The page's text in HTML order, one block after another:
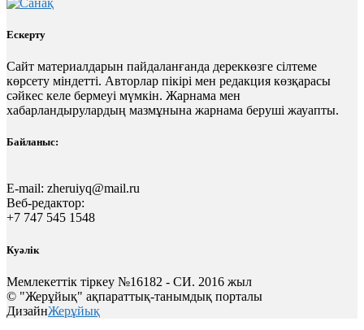
Ескерту
Сайт материалдарын пайдаланғанда дереккөзге сілтеме
көрсету міндетті. Авторлар пікірі мен редакция көзқарасы
сәйкес келе бермеуі мүмкін. Жарнама мен
хабарландырулардың мазмұнына жарнама беруші жауапты.
Байланыс:
E-mail: zheruiyq@mail.ru
Веб-редактор:
+7 747 545 1548
Куәлік
Мемлекеттік тіркеу №16182 - СИ. 2016 жыл
© "Жерұйық" ақпараттық-танымдық порталы
ДизайнЖерұйық